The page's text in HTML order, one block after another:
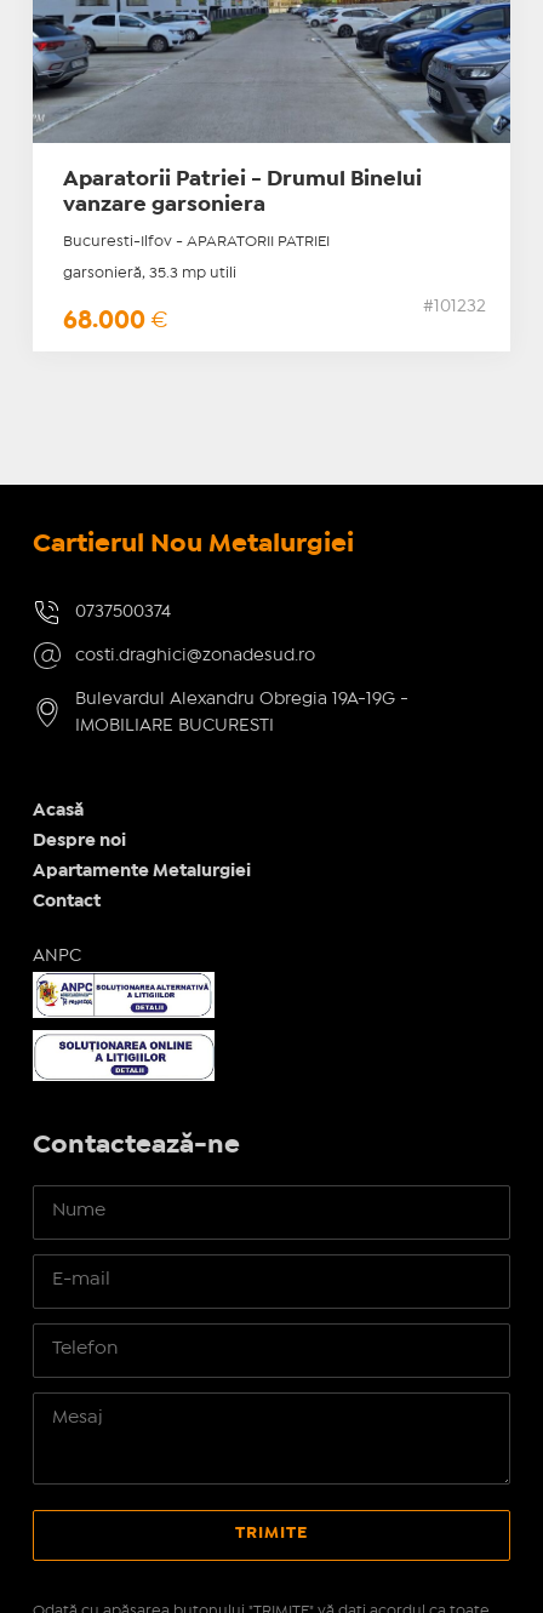
Aparatorii Patriei - Drumul Binelui
vanzare garsoniera
Bucuresti-Ilfov - APARATORII PATRIEI
garsonieră, 35.3 mp utili
68.000 €
#101232
Cartierul Nou Metalurgiei
0737500374
costi.draghici@zonadesud.ro
Bulevardul Alexandru Obregia 19A-19G -
IMOBILIARE BUCURESTI
Acasă
Despre noi
Apartamente Metalurgiei
Contact
ANPC
Contactează-ne